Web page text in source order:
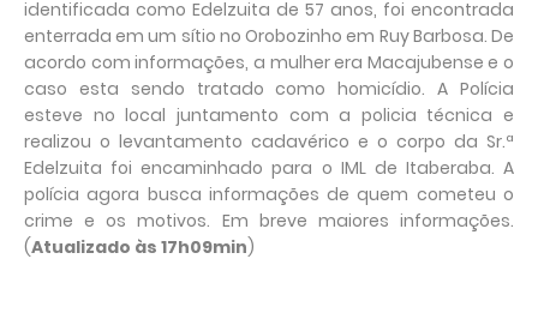
identificada como Edelzuita de 57 anos, foi encontrada
enterrada em um sítio no Orobozinho em Ruy Barbosa. De
acordo com informações, a mulher era Macajubense e o
caso esta sendo tratado como homicídio. A Polícia
esteve no local juntamento com a policia técnica e
realizou o levantamento cadavérico e o corpo da Sr.ª
Edelzuita foi encaminhado para o IML de Itaberaba. A
polícia agora busca informações de quem cometeu o
crime e os motivos. Em breve maiores informações.
(Atualizado às 17h09min)